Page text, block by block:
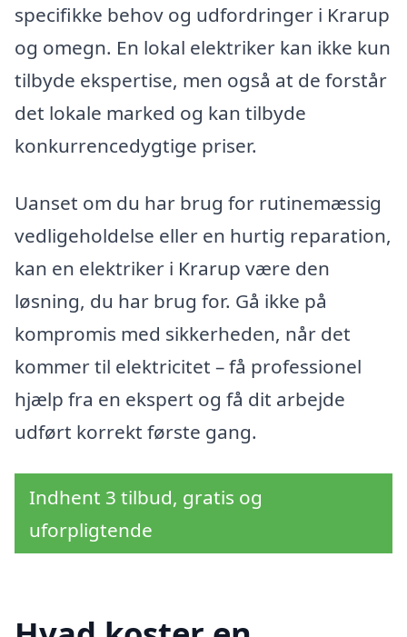
specifikke behov og udfordringer i Krarup
og omegn. En lokal elektriker kan ikke kun
tilbyde ekspertise, men også at de forstår
det lokale marked og kan tilbyde
konkurrencedygtige priser.
Uanset om du har brug for rutinemæssig
vedligeholdelse eller en hurtig reparation,
kan en elektriker i Krarup være den
løsning, du har brug for. Gå ikke på
kompromis med sikkerheden, når det
kommer til elektricitet – få professionel
hjælp fra en ekspert og få dit arbejde
udført korrekt første gang.
Indhent 3 tilbud, gratis og
uforpligtende